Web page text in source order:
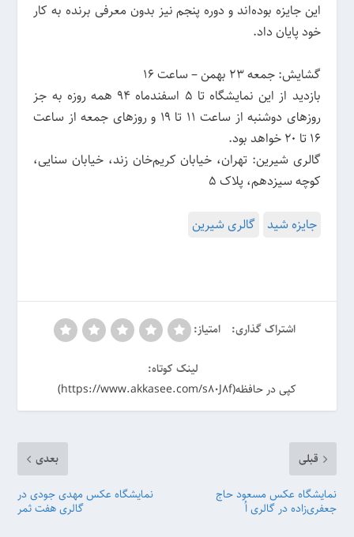
این جایزه بوده‌اند و دوره پنجم نیز بدون معرفی برنده به کار
خود پایان داد.
گشایش: جمعه ۲۳ بهمن – ساعت ۱۶
بازدید از این نمایشگاه تا ۵ اسفندماه ۹۴ همه روزه به جز
روزهای دوشنبه از ساعت ۱۱ تا ۱۹ و روزهای جمعه از ساعت
۱۶ تا ۲۰ خواهد بود.
گالری شیرین: تهران، خیابان کریم‌خان زند، خیابان سنایی،
کوچه سیزدهم، پلاک ۵
جایزه شید گالری شیرین
اشتراک گذاری: امتیاز:
لینک کوتاه:
کپی در حافظه(https://www.akkasee.com/s80J8f)
قبلی
نمایشگاه عکس مسعود حاج
جعفری‌زاده در گالری اُ
بعدی
نمایشگاه عکس مهدی جودی در
گالری هفت ثمر